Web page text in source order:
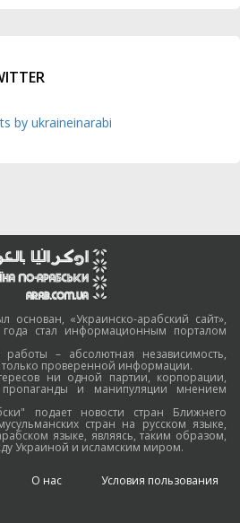
by ukraineinarabi
основан, «Украинско-арабский сайт»,
стал информационным порталом
– абсолютная независимость,
только проверенной информации.
ни одной партии, корпорации,
и манипуляции мнением
подает новости стран Ближнего
стран на русском языке,
языке, являясь, таким образом,
Украиной и исламским миром.
О нас Условия пользования